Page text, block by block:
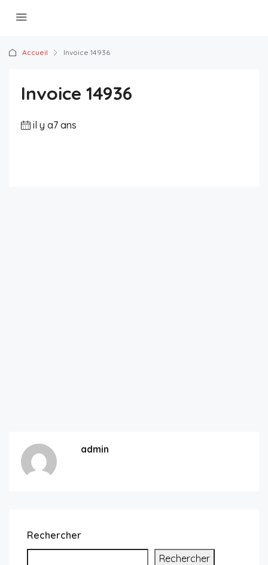
Accueil Invoice 14936
Invoice 14936
il y a7 ans
admin
Rechercher
Rechercher